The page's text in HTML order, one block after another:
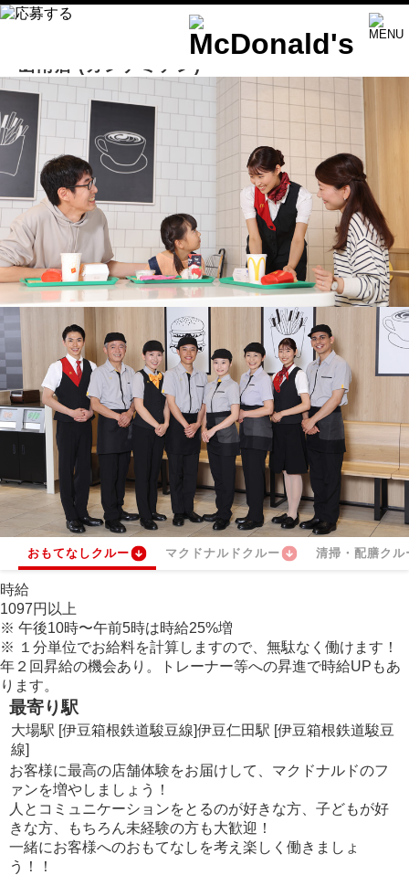
函南店 (カンナミテン)
おもてなしクルー マクドナルドクルー 清掃・配膳クル
時給
1097円 以上
※ 午後10時〜午前5時は時給25%増
※ １分単位でお給料を計算しますので、無駄なく働けます！
年２回昇給の機会あり。トレーナー等への昇進で時給UPもあ
ります。
最寄り駅
大場駅 [伊豆箱根鉄道駿豆線]伊豆仁田駅 [伊豆箱根鉄道駿豆
線]
お客様に最高の店舗体験をお届けして、マクドナルドのフ
ァンを増やしましょう！
人とコミュニケーションをとるのが好きな方、子どもが好
きな方、もちろん未経験の方も大歓迎！
一緒にお客様へのおもてなしを考え楽しく働きましょ
う！！